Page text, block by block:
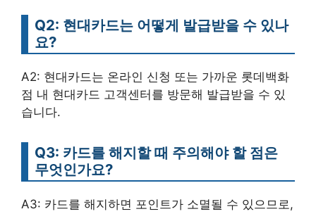
Q2: 현대카드는 어떻게 발급받을 수 있나
요?
A2: 현대카드는 온라인 신청 또는 가까운 롯데백화
점 내 현대카드 고객센터를 방문해 발급받을 수 있
습니다.
Q3: 카드를 해지할 때 주의해야 할 점은
무엇인가요?
A3: 카드를 해지하면 포인트가 소멸될 수 있으므로,